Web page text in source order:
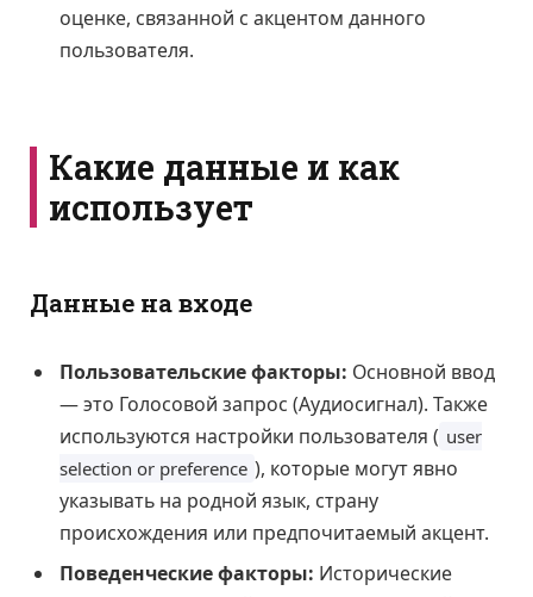
оценке, связанной с акцентом данного
пользователя.
Какие данные и как
использует
Данные на входе
Пользовательские факторы: Основной ввод
— это Голосовой запрос (Аудиосигнал). Также
используются настройки пользователя ( user
selection or preference ), которые могут явно
указывать на родной язык, страну
происхождения или предпочитаемый акцент.
Поведенческие факторы: Исторические